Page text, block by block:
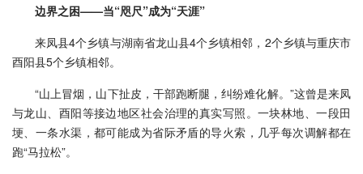
边界之困——当“咫尺”成为“天涯”
来凤县4个乡镇与湖南省龙山县4个乡镇相邻，2个乡镇与重庆市
酉阳县5个乡镇相邻。
“山上冒烟，山下扯皮，干部跑断腿，纠纷难化解。”这曾是来凤
与龙山、酉阳等接边地区社会治理的真实写照。一块林地、一段田
埂、一条水渠，都可能成为省际矛盾的导火索，几乎每次调解都在
跑“马拉松”。